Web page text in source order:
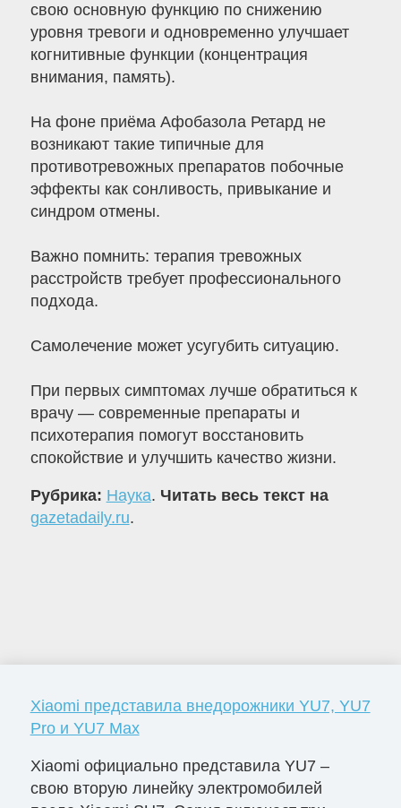
свою основную функцию по снижению
уровня тревоги и одновременно улучшает
когнитивные функции (концентрация
внимания, память).
На фоне приёма Афобазола Ретард не
возникают такие типичные для
противотревожных препаратов побочные
эффекты как сонливость, привыкание и
синдром отмены.
Важно помнить: терапия тревожных
расстройств требует профессионального
подхода.
Самолечение может усугубить ситуацию.
При первых симптомах лучше обратиться к
врачу — современные препараты и
психотерапия помогут восстановить
спокойствие и улучшить качество жизни.
Рубрика: Наука. Читать весь текст на
gazetadaily.ru.
Xiaomi представила внедорожники YU7, YU7
Pro и YU7 Max
Xiaomi официально представила YU7 –
свою вторую линейку электромобилей